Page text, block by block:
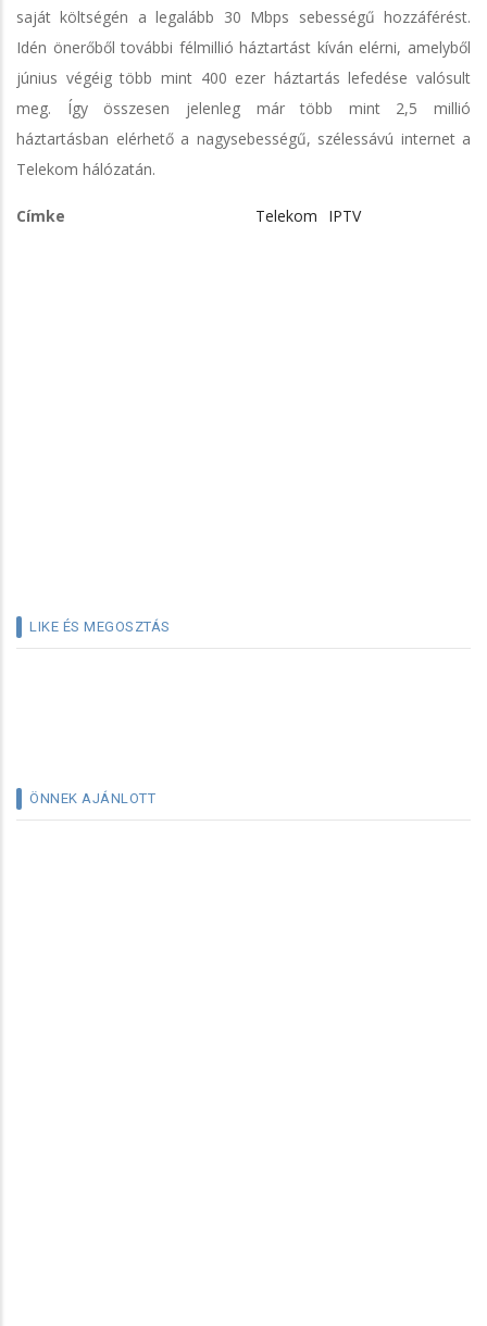
saját költségén a legalább 30 Mbps sebességű hozzáférést.
Idén önerőből további félmillió háztartást kíván elérni, amelyből
június végéig több mint 400 ezer háztartás lefedése valósult
meg. Így összesen jelenleg már több mint 2,5 millió
háztartásban elérhető a nagysebességű, szélessávú internet a
Telekom hálózatán.
Címke Telekom IPTV
LIKE ÉS MEGOSZTÁS
ÖNNEK AJÁNLOTT